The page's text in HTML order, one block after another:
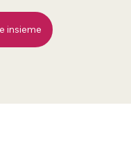
insieme